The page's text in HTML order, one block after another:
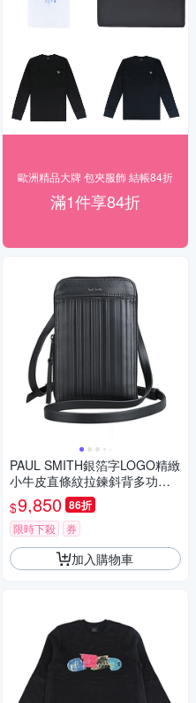
歐洲精品大牌 包夾服飾 結帳84折
滿1件享84折
PAUL SMITH銀箔字LOGO精緻
小牛皮直條紋拉鍊斜背多功能
手機包(黑)
$9,850 86折
限時下殺 券
加入購物車